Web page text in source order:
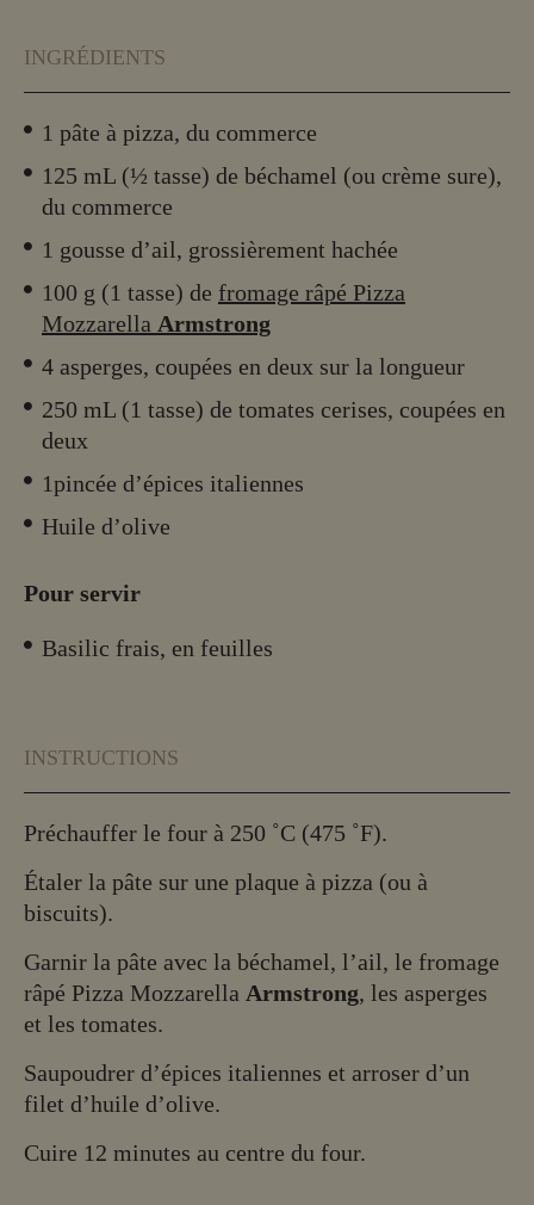
INGRÉDIENTS
1 pâte à pizza, du commerce
125 mL (½ tasse) de béchamel (ou crème sure),
du commerce
1 gousse d’ail, grossièrement hachée
100 g (1 tasse) de fromage râpé Pizza
Mozzarella Armstrong
4 asperges, coupées en deux sur la longueur
250 mL (1 tasse) de tomates cerises, coupées en
deux
1pincée d’épices italiennes
Huile d’olive
Pour servir
Basilic frais, en feuilles
INSTRUCTIONS
Préchauffer le four à 250 ˚C (475 ˚F).
Étaler la pâte sur une plaque à pizza (ou à
biscuits).
Garnir la pâte avec la béchamel, l’ail, le fromage
râpé Pizza Mozzarella Armstrong, les asperges
et les tomates.
Saupoudrer d’épices italiennes et arroser d’un
filet d’huile d’olive.
Cuire 12 minutes au centre du four.